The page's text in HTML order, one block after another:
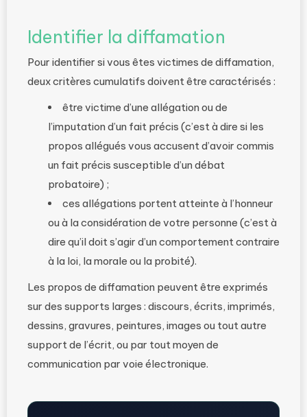
Identifier la diffamation
Pour identifier si vous êtes victimes de diffamation,
deux critères cumulatifs doivent être caractérisés :
être victime d’une allégation ou de
l’imputation d’un fait précis (c’est à dire si les
propos allégués vous accusent d’avoir commis
un fait précis susceptible d’un débat
probatoire) ;
ces allégations portent atteinte à l’honneur
ou à la considération de votre personne (c’est à
dire qu’il doit s’agir d’un comportement contraire
à la loi, la morale ou la probité).
Les propos de diffamation peuvent être exprimés
sur des supports larges : discours, écrits, imprimés,
dessins, gravures, peintures, images ou tout autre
support de l’écrit, ou par tout moyen de
communication par voie électronique.